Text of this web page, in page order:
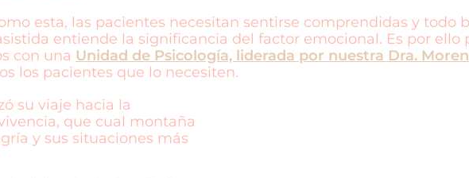
esta, las pacientes necesitan sentirse comprendidas y todo
entiende la significancia del factor emocional. Es por ello
con una Unidad de Psicología, liderada por nuestra Dra.
los pacientes que lo necesiten.
su viaje hacia la
que cual montaña
y sus situaciones más